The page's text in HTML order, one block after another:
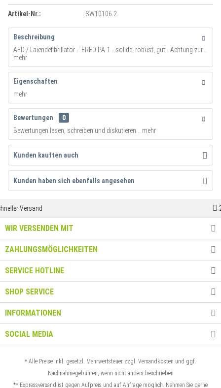
Artikel-Nr.: SW10106.2
Beschreibung
AED / Laiendefibrillator - FRED PA-1 - solide, robust, gut - Achtung zur...
mehr
Eigenschaften
mehr
Bewertungen
0
Bewertungen lesen, schreiben und diskutieren...
mehr
Kunden kauften auch
Kunden haben sich ebenfalls angesehen
WIR VERSENDEN MIT
ZAHLUNGSMÖGLICHKEITEN
SERVICE HOTLINE
SHOP SERVICE
INFORMATIONEN
SOCIAL MEDIA
* Alle Preise inkl. gesetzl. Mehrwertsteuer zzgl. Versandkosten und ggf.
Nachnahmegebühren, wenn nicht anders beschrieben
** Expressversand ist gegen Aufpreis und auf Anfrage möglich. Nehmen Sie gerne